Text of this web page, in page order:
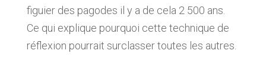
figuier des pagodes il y a de cela 2 500 ans.
Ce qui explique pourquoi cette technique de
réflexion pourrait surclasser toutes les autres.